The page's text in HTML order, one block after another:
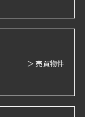
＞ 売買物件